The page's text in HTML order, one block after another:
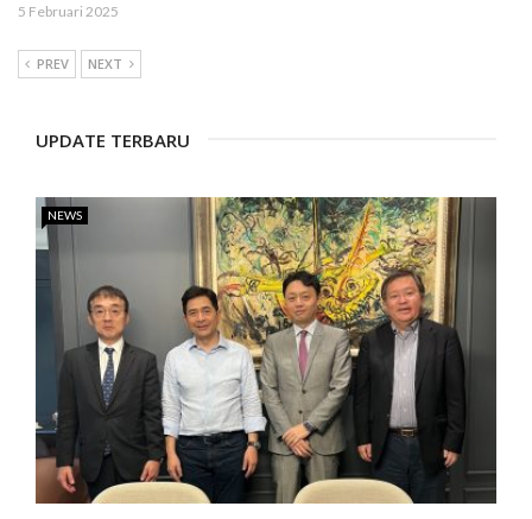
5 Februari 2025
PREV NEXT
UPDATE TERBARU
NEWS